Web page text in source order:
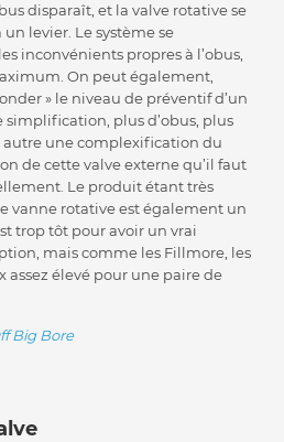
disparaît, et la valve rotative se
levier. Le système se
inconvénients propres à l’obus,
On peut également,
» le niveau de préventif d’un
simplification, plus d’obus, plus
autre une complexification du
de cette valve externe qu’il faut
Le produit étant très
vanne rotative est également un
trop tôt pour avoir un vrai
mais comme les Fillmore, les
élevé pour une paire de
Big Bore